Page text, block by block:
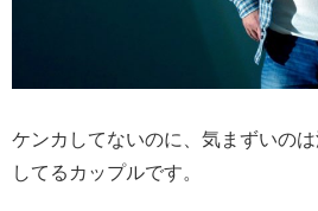
ケンカしてないのに、気まずいの
してるカップルです。